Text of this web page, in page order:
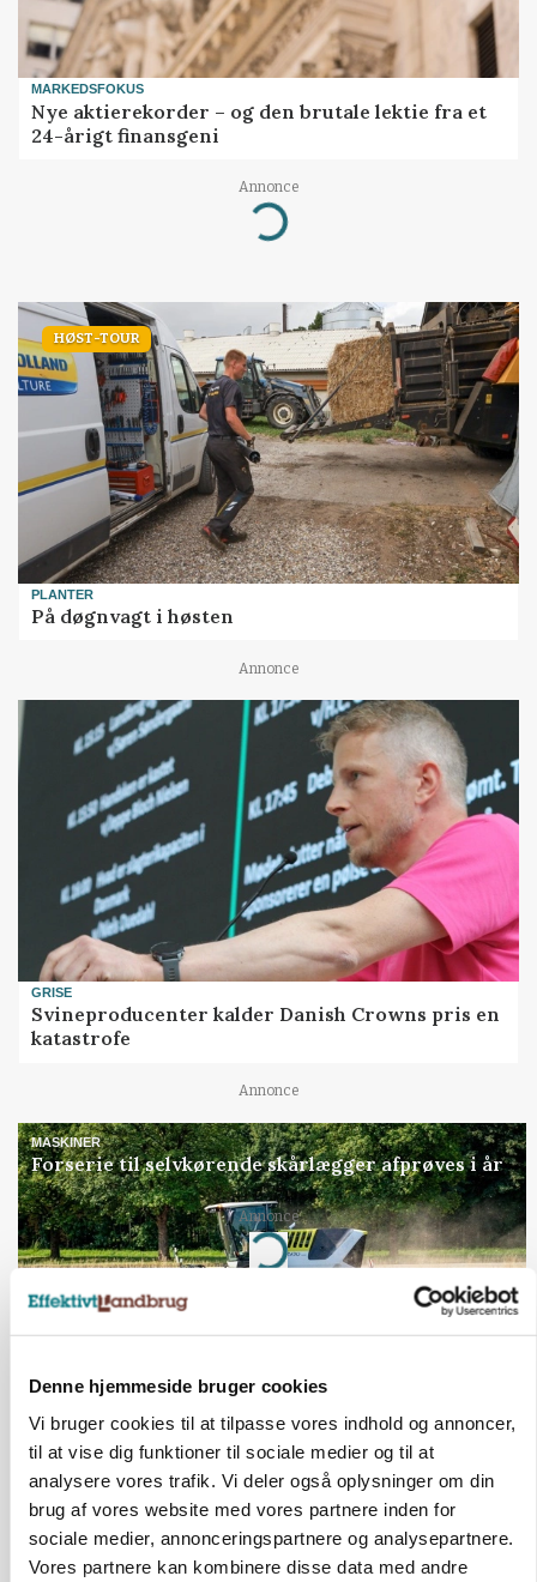
Denne hjemmeside bruger cookies
Vi bruger cookies til at tilpasse vores indhold og annoncer,
til at vise dig funktioner til sociale medier og til at
analysere vores trafik. Vi deler også oplysninger om din
brug af vores website med vores partnere inden for
sociale medier, annonceringspartnere og analysepartnere.
Vores partnere kan kombinere disse data med andre
MARKEDSFOKUS
Nye aktierekorder – og den brutale lektie fra et
24-årigt finansgeni
Annonce
Loading...
HØST-TOUR
PLANTER
På døgnvagt i høsten
Annonce
GRISE
Svineproducenter kalder Danish Crowns pris en
katastrofe
Annonce
MASKINER
Forserie til selvkørende skårlægger afprøves i år
Annonce
Loading...